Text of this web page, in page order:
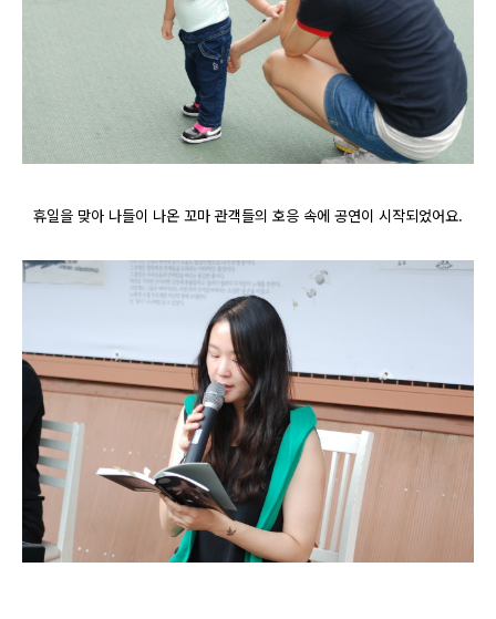
휴일을 맞아 나들이 나온 꼬마 관객들의 호응 속에 공연이 시작되었어요.